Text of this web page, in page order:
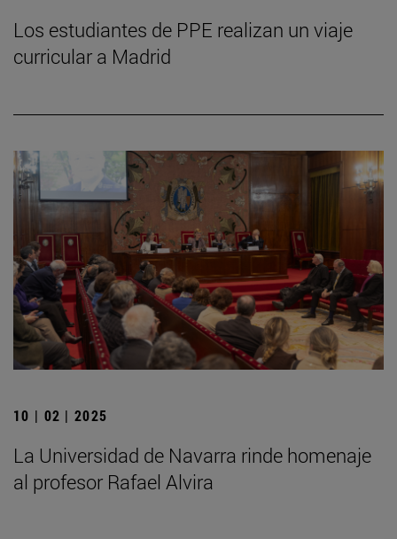
Los estudiantes de PPE realizan un viaje
curricular a Madrid
10 | 02 | 2025
La Universidad de Navarra rinde homenaje
al profesor Rafael Alvira